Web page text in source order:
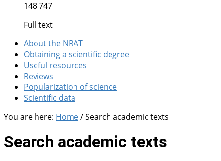
148 747
Full text
About the NRAT
Obtaining a scientific degree
Useful resources
Reviews
Popularization of science
Scientific data
You are here: Home/Search academic texts
Search academic texts